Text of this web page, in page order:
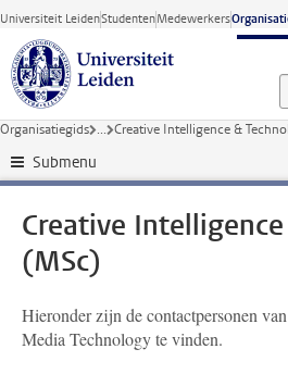
Ga direct naar de inhoud
Universiteit LeidenStudentenMedewerkers
Organisatiegids ... Creative Intelligence &
Submenu
Creative
(MSc)
Hieronder zijn de contactpersonen
Media Technology te vinden.